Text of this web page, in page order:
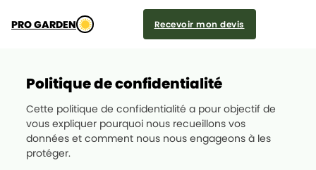
PRO GARDEN Recevoir mon devis
Politique de confidentialité
Cette politique de confidentialité a pour objectif de
vous expliquer pourquoi nous recueillons vos
données et comment nous nous engageons à les
protéger.